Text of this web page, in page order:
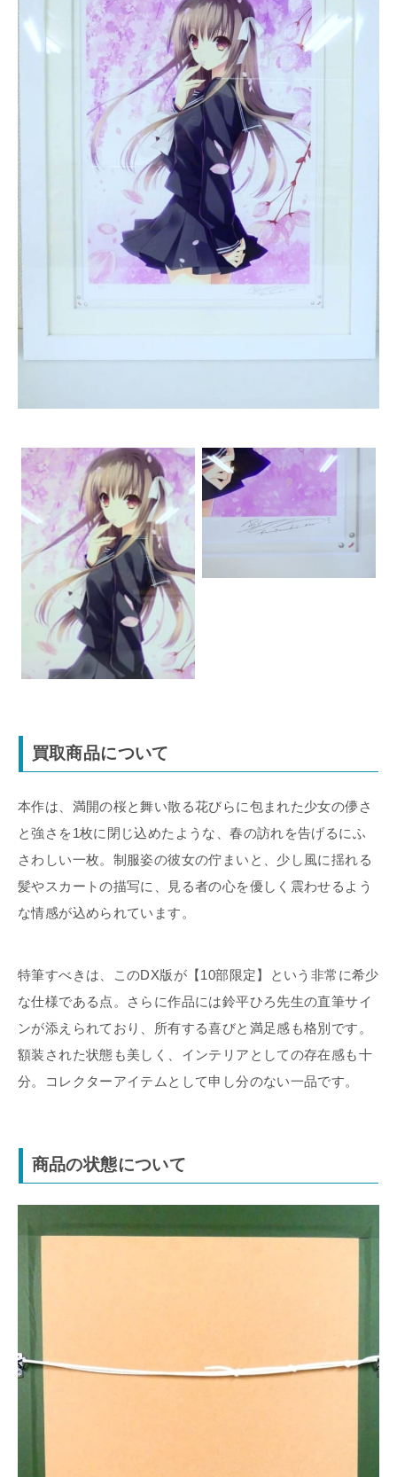
買取商品について
本作は、満開の桜と舞い散る花びらに包まれた少女の儚さ
と強さを1枚に閉じ込めたような、春の訪れを告げるにふ
さわしい一枚。制服姿の彼女の佇まいと、少し風に揺れる
髪やスカートの描写に、見る者の心を優しく震わせるよう
な情感が込められています。
特筆すべきは、このDX版が【10部限定】という非常に希少
な仕様である点。さらに作品には鈴平ひろ先生の直筆サイ
ンが添えられており、所有する喜びと満足感も格別です。
額装された状態も美しく、インテリアとしての存在感も十
分。コレクターアイテムとして申し分のない一品です。
商品の状態について